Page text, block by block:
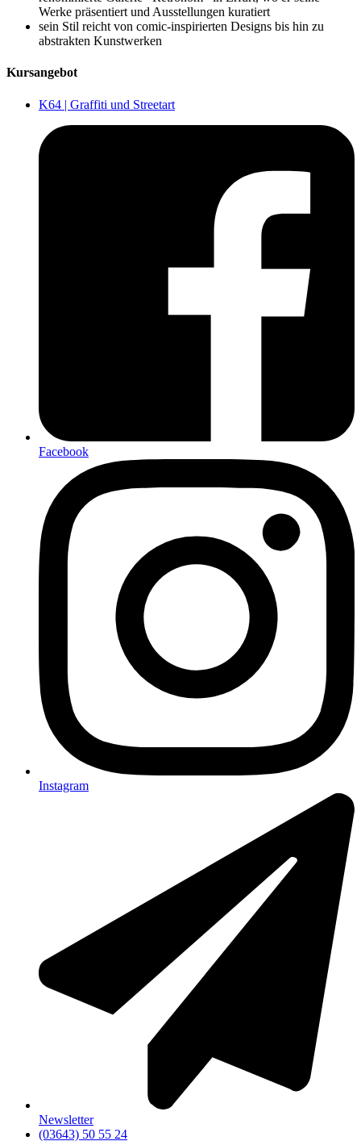
Werke präsentiert und Ausstellungen kuratiert
sein Stil reicht von comic-inspirierten Designs bis hin zu
abstrakten Kunstwerken
Kursangebot
K64 | Graffiti und Streetart
Facebook
Instagram
Newsletter
(03643) 50 55 24